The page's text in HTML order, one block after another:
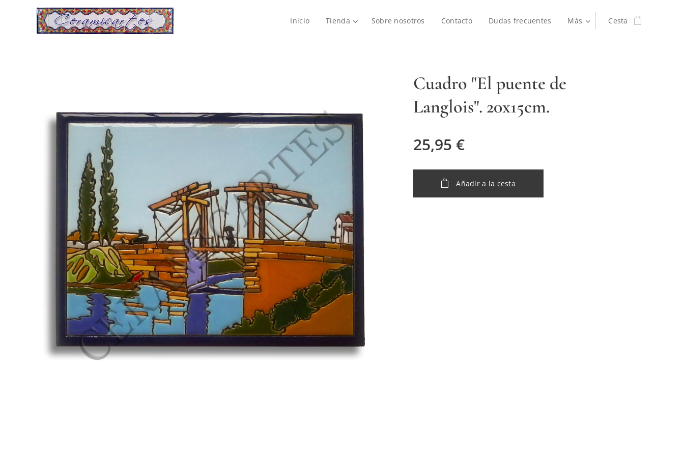
Inicio Tienda Sobre nosotros Contacto Dudas frecuentes Más Cesta
Cuadro "El puente de
Langlois". 20x15cm.
25,95 €
Añadir a la cesta